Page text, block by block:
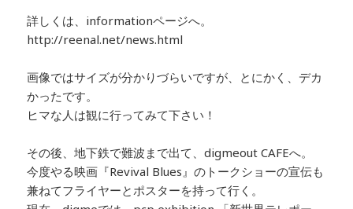
詳しくは、informationページへ。
http://reenal.net/news.html
画像ではサイズが分かりづらいですが、とにかく、デカ
かったです。
ヒマな人は観に行ってみて下さい！
その後、地下鉄で難波まで出て、digmeout CAFEへ。
今度やる映画『Revival Blues』のトークショーの宣伝も
兼ねてフライヤーとポスターを持って行く。